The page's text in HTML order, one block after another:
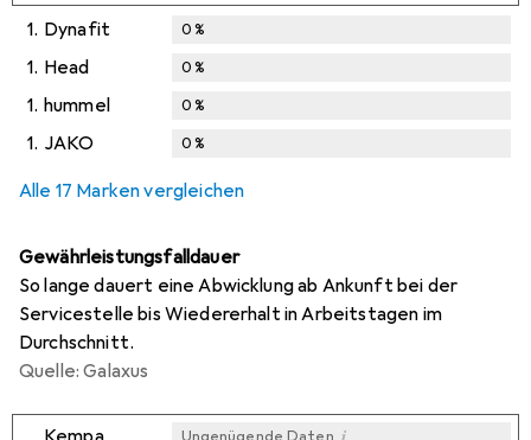
1. Dynafit 0%
1. Head 0%
1. hummel 0%
1. JAKO 0%
Alle 17 Marken vergleichen
Gewährleistungsfalldauer
So lange dauert eine Abwicklung ab Ankunft bei der
Servicestelle bis Wiedererhalt in Arbeitstagen im
Durchschnitt.
Quelle: Galaxus
Ungenügende Daten